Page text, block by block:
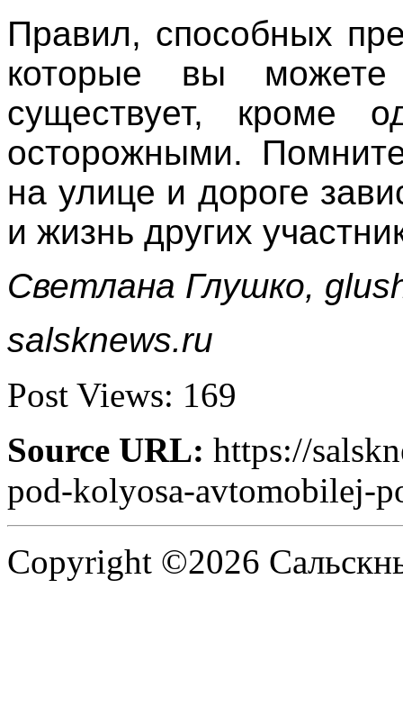
Правил, способных
которые вы
существует, кроме
осторожными.
на улице и дороге
и жизнь других
Светлана Глушко,
salsknews.ru
Post Views: 169
Source URL: https://
pod-kolyosa-avtomobilej-
Copyright ©2026